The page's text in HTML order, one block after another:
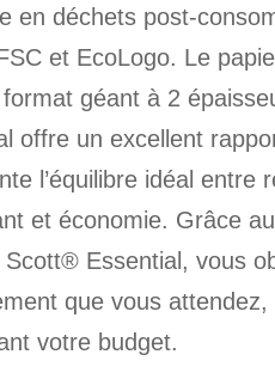
en déchets post-
et EcoLogo. Le
format géant à 2
offre un excellent
l’équilibre idéal entre
et économie. Grâce
Scott® Essential, vous
que vous
votre budget.